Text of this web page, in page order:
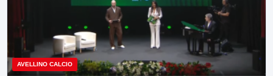
AVELLINO CALCIO